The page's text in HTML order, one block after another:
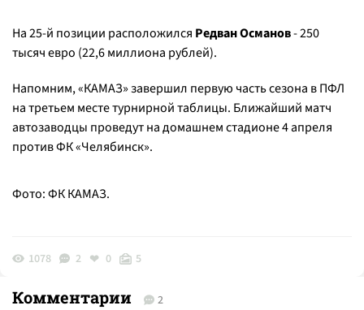
На 25-й позиции расположился Редван Османов- 250
тысяч евро (22,6 миллиона рублей).
Напомним, «КАМАЗ» завершил первую часть сезона в ПФЛ
на третьем месте турнирной таблицы. Ближайший матч
автозаводцы проведут на домашнем стадионе 4 апреля
против ФК «Челябинск».
Фото: ФК КАМАЗ.
1078 2 0 5
Комментарии 2